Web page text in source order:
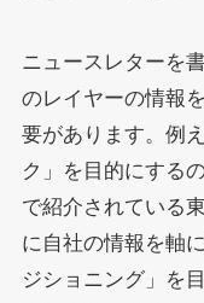
ニュースレターを
のレイヤーの情報
要があります。例
ク」を目的にする
で紹介されている
に自社の情報を軸
ジショニング」を